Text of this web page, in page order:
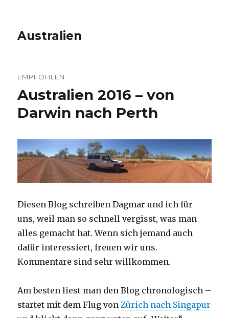
Australien
EMPFOHLEN
Australien 2016 – von
Darwin nach Perth
Diesen Blog schreiben Dagmar und ich für
uns, weil man so schnell vergisst, was man
alles gemacht hat. Wenn sich jemand auch
dafür interessiert, freuen wir uns.
Kommentare sind sehr willkommen.
Am besten liest man den Blog chronologisch –
startet mit dem Flug vonZürich nach Singapur